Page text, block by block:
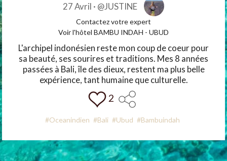
27 Avril · @JUSTINE
Contactez votre expert
Voir l'hôtel BAMBU INDAH - UBUD
L'archipel indonésien reste mon coup de coeur pour
sa beauté, ses sourires et traditions. Mes 8 années
passées à Bali, île des dieux, restent ma plus belle
expérience, tant humaine que culturelle.
2
#Oceanindien #Bali #Ubud #Bambuindah